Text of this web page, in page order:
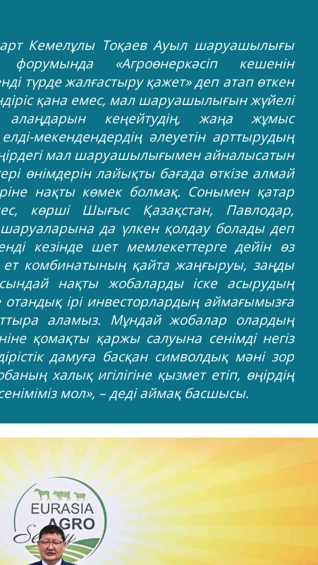
Кемелұлы Тоқаев Ауыл шаруашылығы
форумында «Агроөнеркәсіп кешенін
түрде жалғастыру қажет» деп атап өткен
қана емес, мал шаруашылығын жүйелі
алаңдарын кеңейтудің, жаңа жұмыс
мекендендердің әлеуетін арттырудың
өңірдегі мал шаруашылығымен айналысатын
өнімдерін лайықты бағада өткізе алмай
нақты көмек болмақ. Сонымен қатар
көрші Шығыс Қазақстан, Павлодар,
да үлкен қолдау болады деп
кезінде шет мемлекеттерге дейін өз
ет комбинатының қайта жаңғыруы, заңды
нақты жобаларды іске асырудың
ірі инвесторлардың аймағымызға
аламыз. Мұндай жобалар олардың
қомақты қаржы салуына сенімді негіз
дамуға басқан символдық мәні зор
халық игілігіне қызмет етіп, өңірдің
мол», – деді аймақ басшысы.